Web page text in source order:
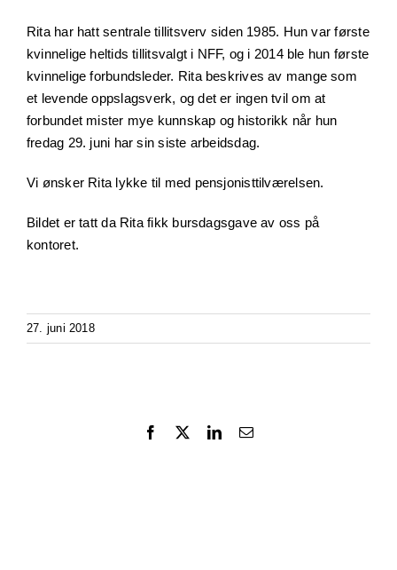
Rita har hatt sentrale tillitsverv siden 1985. Hun var første
kvinnelige heltids tillitsvalgt i NFF, og i 2014 ble hun første
kvinnelige forbundsleder. Rita beskrives av mange som
et levende oppslagsverk, og det er ingen tvil om at
forbundet mister mye kunnskap og historikk når hun
fredag 29. juni har sin siste arbeidsdag.
Vi ønsker Rita lykke til med pensjonisttilværelsen.
Bildet er tatt da Rita fikk bursdagsgave av oss på
kontoret.
27. juni 2018
Facebook LinkedInEmail